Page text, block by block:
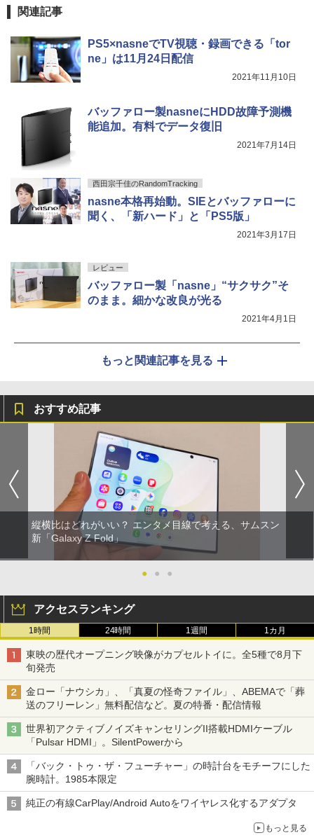
関連記事
PS5×nasneでTV視聴・録画できる「tor
ne」は11月24日配信
2021年11月10日
バッファロー製nasneにHDD故障予測機
能追加。有料でデータ復旧
2021年7月14日
西田宗千佳のRandomTracking
nasne本格再始動。SIEとバッファローに
聞く、「新ハード」と「PS5版」
2021年3月17日
レビュー
バッファロー製「nasne」“サクサク”そ
のまま。細かな改良が光る
2021年4月1日
もっと関連記事を見る
おすすめ記事
縦横比はどれがいい？ エンタメ目線で考える、サムスン
新「Galaxy Z Fold」
● ● ●
アクセスランキング
1時間 24時間 1週間 1カ月
東映の歴代オープニング映像がカプセルトイに。全5種で8月下
旬発売
金ロー「ナウシカ」、「真夏の怪奇ファイル」、ABEMAで「葬
送のフリーレン」無料配信など。夏の特番・配信情報
世界初アクティブノイズキャンセリングII搭載HDMIケーブル
「Pulsar HDMI」。SilentPowerから
「バック・トゥ・ザ・フューチャー」の時計台をモチーフにした
腕時計。1985本限定
純正の有線CarPlay/Android Autoをワイヤレス化するアダプタ
もっと見る